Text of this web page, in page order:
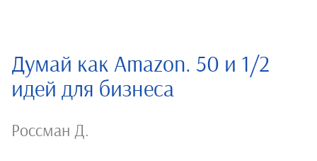
Думай как Amazon. 50 и 1/2
идей для бизнеса
Россман Д.